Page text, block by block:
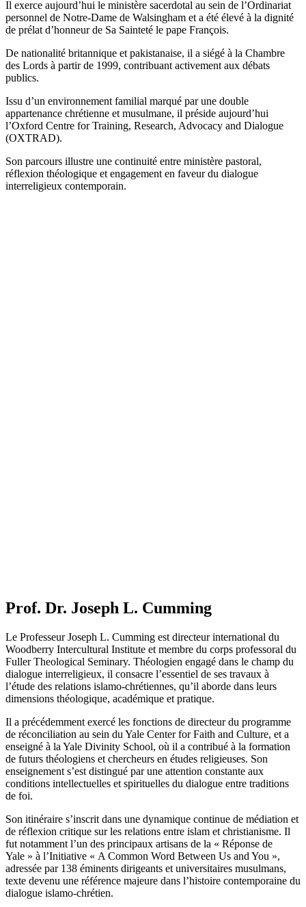
Il exerce aujourd’hui le ministère sacerdotal au sein de l’Ordinariat
personnel de Notre-Dame de Walsingham et a été élevé à la dignité
de prélat d’honneur de Sa Sainteté le pape François.
De nationalité britannique et pakistanaise, il a siégé à la Chambre
des Lords à partir de 1999, contribuant activement aux débats
publics.
Issu d’un environnement familial marqué par une double
appartenance chrétienne et musulmane, il préside aujourd’hui
l’Oxford Centre for Training, Research, Advocacy and Dialogue
(OXTRAD).
Son parcours illustre une continuité entre ministère pastoral,
réflexion théologique et engagement en faveur du dialogue
interreligieux contemporain.
Prof. Dr. Joseph L. Cumming
Le Professeur Joseph L. Cumming est directeur international du
Woodberry Intercultural Institute et membre du corps professoral du
Fuller Theological Seminary. Théologien engagé dans le champ du
dialogue interreligieux, il consacre l’essentiel de ses travaux à
l’étude des relations islamo-chrétiennes, qu’il aborde dans leurs
dimensions théologique, académique et pratique.
Il a précédemment exercé les fonctions de directeur du programme
de réconciliation au sein du Yale Center for Faith and Culture, et a
enseigné à la Yale Divinity School, où il a contribué à la formation
de futurs théologiens et chercheurs en études religieuses. Son
enseignement s’est distingué par une attention constante aux
conditions intellectuelles et spirituelles du dialogue entre traditions
de foi.
Son itinéraire s’inscrit dans une dynamique continue de médiation et
de réflexion critique sur les relations entre islam et christianisme. Il
fut notamment l’un des principaux artisans de la « Réponse de
Yale » à l’Initiative « A Common Word Between Us and You »,
adressée par 138 éminents dirigeants et universitaires musulmans,
texte devenu une référence majeure dans l’histoire contemporaine du
dialogue islamo-chrétien.